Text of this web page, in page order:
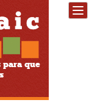
para que